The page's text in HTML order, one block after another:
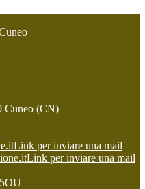
Cuneo (CN)
Link per inviare una mail
Link per inviare una mail